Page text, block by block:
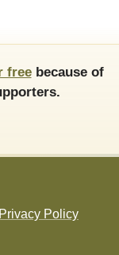
freebecause of
Privacy Policy